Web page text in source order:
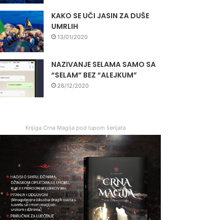
KAKO SE UČI JASIN ZA DUŠE
UMRLIH
13/01/2020
NAZIVANJE SELAMA SAMO SA
“SELAM” BEZ “ALEJKUM”
26/12/2020
Knjiga Crna Magija pod lupom šerijata